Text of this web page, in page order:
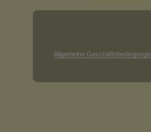
Allgemeine